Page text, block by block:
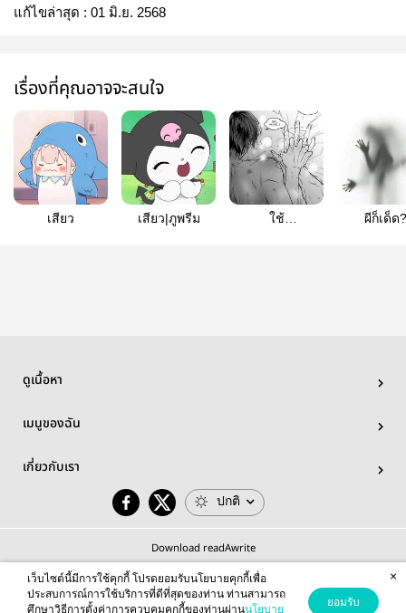
แก้ไขล่าสุด : 01 มิ.ย. 2568
เรื่องที่คุณอาจจะสนใจ
เสียว เสียว|ภูพรีม
ใช้
ผีก็เด็ด?
ดูเนื้อหา
เมนูของฉัน
เกี่ยวกับเรา
ปกติ
Download readAwrite
เว็บไซต์นี้มีการใช้คุกกี้ โปรดยอมรับนโยบายคุกกี้เพื่อ
ประสบการณ์การใช้บริการที่ดีที่สุดของท่าน ท่านสามารถ
ศึกษาวิธีการตั้งค่าการควบคุมคุกกี้ของท่านผ่านนโยบาย
ยอมรับ
×